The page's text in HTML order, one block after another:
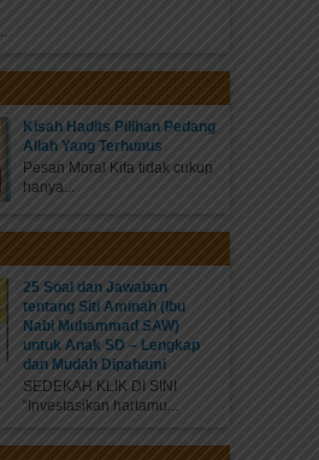
Kisah Hadits Pilihan Pedang
Allah Yang Terhunus
Pesan Moral Kita tidak cukup
hanya...
25 Soal dan Jawaban
tentang Siti Aminah (Ibu
Nabi Muhammad SAW)
untuk Anak SD – Lengkap
dan Mudah Dipahami
SEDEKAH KLIK DI SINI
“Investasikan hartamu...